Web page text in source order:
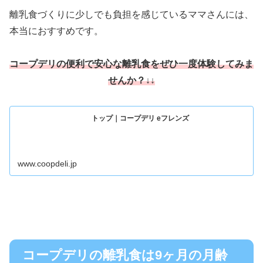
離乳食づくりに少しでも負担を感じているママさんには、
本当におすすめです。
コープデリの便利で安心な離乳食をぜひ一度体験してみま
せんか？↓↓
トップ｜コープデリ eフレンズ
www.coopdeli.jp
コープデリの離乳食は9ヶ月の月齢